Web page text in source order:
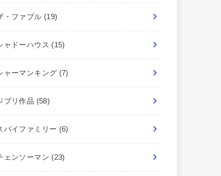
・ファブル (19)
ャドーハウス (15)
ャーマンキング (7)
ブリ作品 (58)
パイファミリー (6)
ェンソーマン (23)